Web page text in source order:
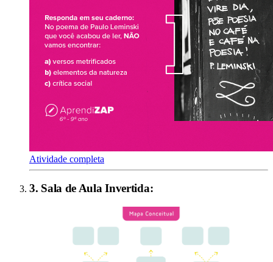
Atividade completa
3. Sala de Aula Invertida: